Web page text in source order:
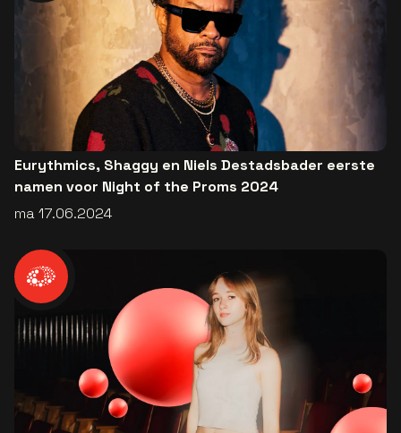
Eurythmics, Shaggy en Niels Destadsbader eerste
namen voor Night of the Proms 2024
ma 17.06.2024